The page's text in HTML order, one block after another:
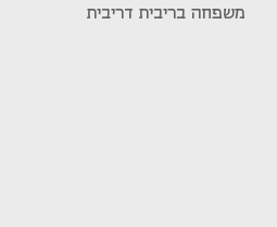
משפחה בריבית דריבית